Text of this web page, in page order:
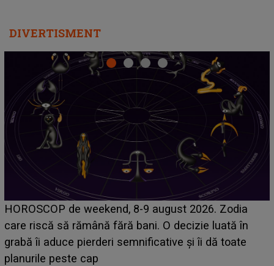
DIVERTISMENT
Emanuel a ținut ACEST DETALIU ASCUNS până
acum! În fața Alexandrei, concurentul din Casa Iubirii
face o MĂRTURISIRE NEAȘTEPTATĂ despre mama
sa: "I-am spus și ei în față, eu nu te iubesc pentru